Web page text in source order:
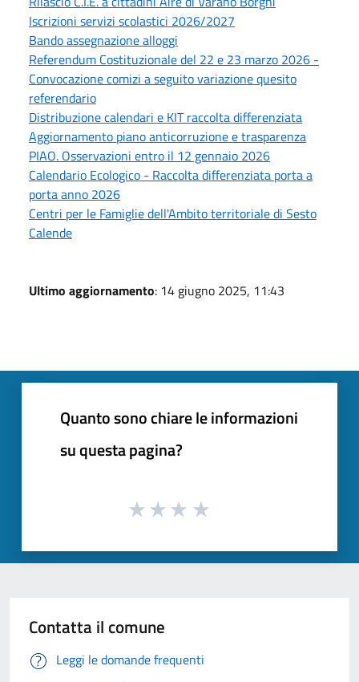
Iscrizioni servizi scolastici 2026/2027
Bando assegnazione alloggi
Referendum Costituzionale del 22 e 23 marzo 2026 -
Convocazione comizi a seguito variazione quesito
referendario
Distribuzione calendari e KIT raccolta differenziata
Aggiornamento piano anticorruzione e trasparenza
PIAO. Osservazioni entro il 12 gennaio 2026
Calendario Ecologico - Raccolta differenziata porta a
porta anno 2026
Centri per le Famiglie dell'Ambito territoriale di Sesto
Calende
Ultimo aggiornamento: 14 giugno 2025, 11:43
Quanto sono chiare le informazioni
su questa pagina?
Contatta il comune
Leggi le domande frequenti